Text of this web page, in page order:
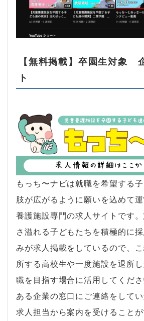
【無料掲載】卒園生対象
ト
もっち〜ナビは就職を希望する
肢が広がるように願いを込めて
養護施設専門の求人サイトです
さ溢れる子どもたちを積極的に
みが求人掲載をしているので、
所する高校生や一度施設を退所
職を目指す場合に活用してくだ
ある企業の窓口にご連絡をしてい
求人担当から案内を受けること